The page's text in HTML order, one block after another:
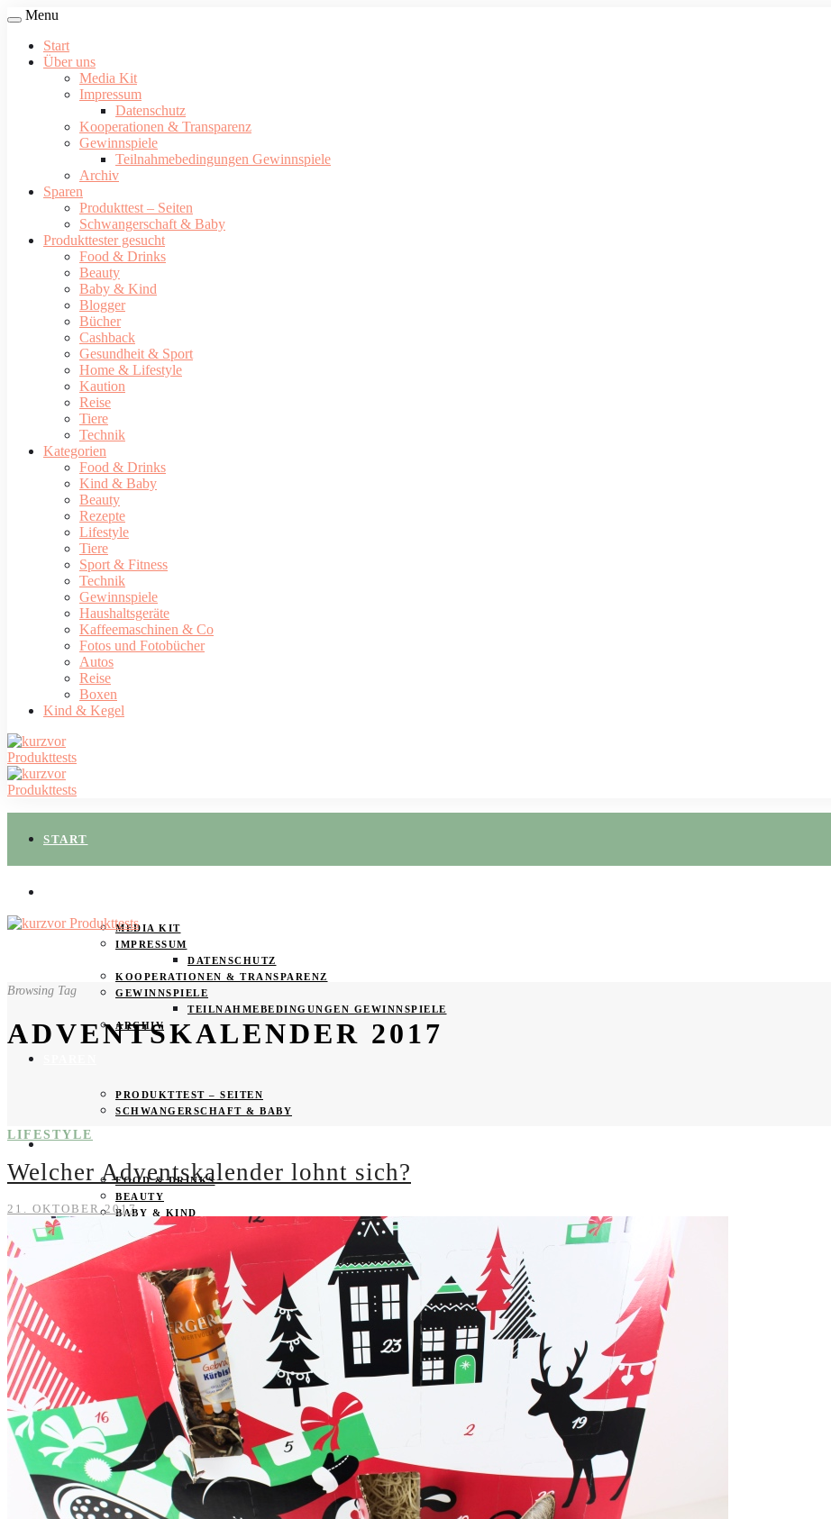
Menu
Start
Über uns
Media Kit
Impressum
Datenschutz
Kooperationen & Transparenz
Gewinnspiele
Teilnahmebedingungen Gewinnspiele
Archiv
Sparen
Produkttest – Seiten
Schwangerschaft & Baby
Produkttester gesucht
Food & Drinks
Beauty
Baby & Kind
Blogger
Bücher
Cashback
Gesundheit & Sport
Home & Lifestyle
Kaution
Reise
Tiere
Technik
Kategorien
Food & Drinks
Kind & Baby
Beauty
Rezepte
Lifestyle
Tiere
Sport & Fitness
Technik
Gewinnspiele
Haushaltsgeräte
Kaffeemaschinen & Co
Fotos und Fotobücher
Autos
Reise
Boxen
Kind & Kegel
START
MEDIA KIT
IMPRESSUM
DATENSCHUTZ
KOOPERATIONEN & TRANSPARENZ
GEWINNSPIELE
TEILNAHMEBEDINGUNGEN GEWINNSPIELE
ARCHIV
PRODUKTTEST – SEITEN
SCHWANGERSCHAFT & BABY
PRODUKTTESTER GESUCHT
FOOD & DRINKS
BEAUTY
BABY & KIND
BLOGGER
BÜCHER
GESUNDHEIT & SPORT
HOME & LIFESTYLE
KAUTION
REISE
TIERE
TECHNIK
KATEGORIEN
FOOD & DRINKS
KIND & BABY
BEAUTY
REZEPTE
LIFESTYLE
TIERE
Browsing Tag
ADVENTSKALENDER 2017
LIFESTYLE
Welcher Adventskalender lohnt sich?
21. OKTOBER 2017